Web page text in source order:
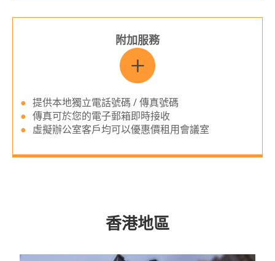
附加服務
提供本地獨立電話號碼 / 傳真號碼
傳真可於您的電子郵箱即時接收
虛擬辦公室客戶均可以優惠價租用會議室
香港地區